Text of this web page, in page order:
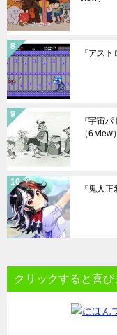
『アス
『宇宙
（6 view）
『鬼人
クリックすると喜び